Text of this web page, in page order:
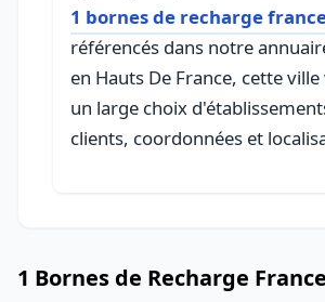
1 bornes de recharge
référencés dans notre
en Hauts De France, cette
un large choix
clients, coordonnées et
1 Bornes de Recharge